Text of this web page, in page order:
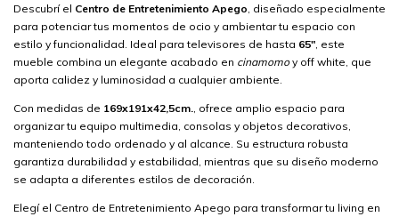
Descubrí el Centro de Entretenimiento Apego , diseñado especialmente
para potenciar tus momentos de ocio y ambientar tu espacio con
estilo y funcionalidad. Ideal para televisores de hasta 65" , este
mueble combina un elegante acabado en cinamomoy off white, que
aporta calidez y luminosidad a cualquier ambiente.
Con medidas de 169x191x42,5cm. , ofrece amplio espacio para
organizar tu equipo multimedia, consolas y objetos decorativos,
manteniendo todo ordenado y al alcance. Su estructura robusta
garantiza durabilidad y estabilidad, mientras que su diseño moderno
se adapta a diferentes estilos de decoración.
Elegí el Centro de Entretenimiento Apego para transformar tu living en